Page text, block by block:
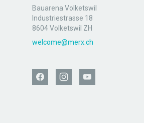
Bauarena Volketswil
Industriestrasse 18
8604 Volketswil ZH
welcome@merx.ch